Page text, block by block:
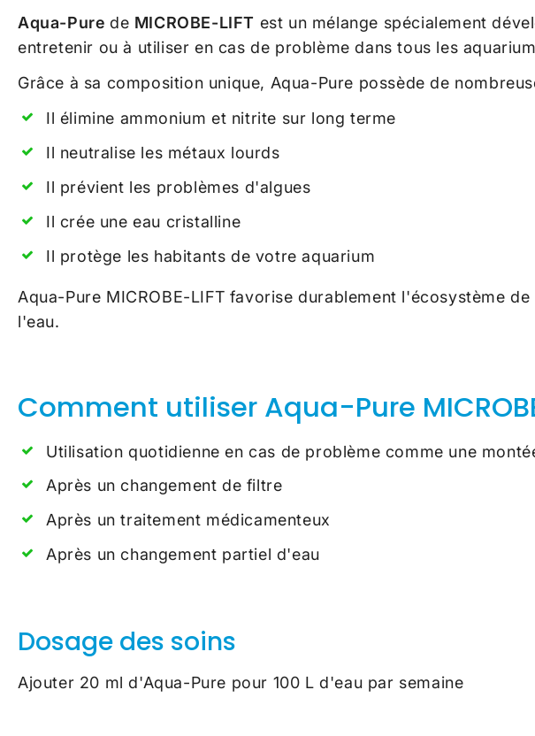
Aqua-Pure de MICROBE-LIFT est un mélange spécialement
entretenir ou à utiliser en cas de problème dans tous les
Grâce à sa composition unique, Aqua-Pure possède de
Il élimine ammonium et nitrite sur long terme
Il neutralise les métaux lourds
Il prévient les problèmes d'algues
Il crée une eau cristalline
Il protège les habitants de votre aquarium
Aqua-Pure MICROBE-LIFT favorise durablement l'écosystème
l'eau.
Comment utiliser Aqua-Pure
Utilisation quotidienne en cas de problème comme une
Après un changement de filtre
Après un traitement médicamenteux
Après un changement partiel d'eau
Dosage des soins
Ajouter 20 ml d'Aqua-Pure pour 100 L d'eau par semaine